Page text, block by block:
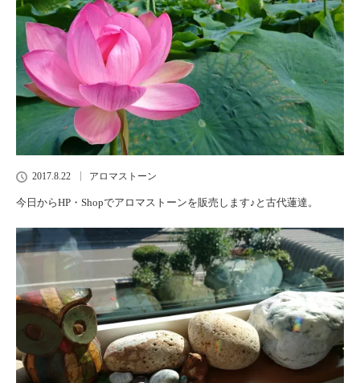
2017.8.22 アロマストーン
今日からHP・Shopでアロマストーンを販売します♪と古代蓮達。